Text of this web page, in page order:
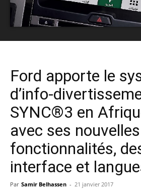
Ford apporte le
d’info-
SYNC®3 en
avec ses nouvelles
fonctionnalités,
interface et
Par Samir Belhassen - 21 janvier 2017